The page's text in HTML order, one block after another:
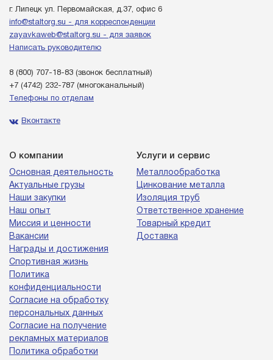
г. Липецк ул. Первомайская, д.37, офис 6
info@staltorg.su - для корреспонденции
zayavkaweb@staltorg.su - для заявок
Написать руководителю
8 (800) 707-18-83 (звонок бесплатный)
+7 (4742) 232-787 (многоканальный)
Телефоны по отделам
Вконтакте
О компании
Основная деятельность
Актуальные грузы
Наши закупки
Наш опыт
Миссия и ценности
Вакансии
Награды и достижения
Спортивная жизнь
Политика
конфиденциальности
Согласие на обработку
персональных данных
Согласие на получение
рекламных материалов
Политика обработки
Услуги и сервис
Металлообработка
Цинкование металла
Изоляция труб
Ответственное хранение
Товарный кредит
Доставка